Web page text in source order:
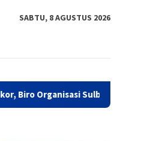
SABTU, 8 AGUSTUS 2026
Sulbar Bersama Komisi I